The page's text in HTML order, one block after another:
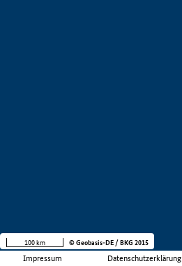
Impressum Datenschutzerklärung
100 km © Geobasis-DE / BKG 2015